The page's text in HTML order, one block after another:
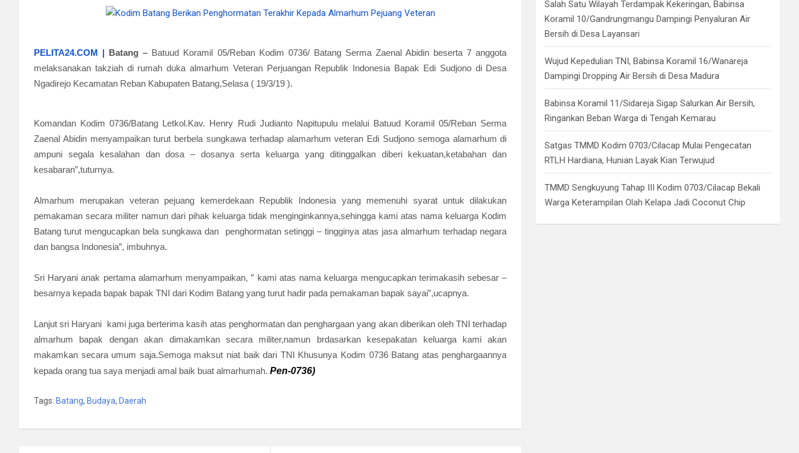
PELITA24.COM | Batang – Batuud Koramil 05/Reban Kodim 0736/ Batang Serma Zaenal Abidin beserta 7 anggota
melaksanakan takziah di rumah duka almarhum Veteran Perjuangan Republik Indonesia Bapak Edi Sudjono di Desa
Ngadirejo Kecamatan Reban Kabupaten Batang,Selasa ( 19/3/19 ).
Komandan Kodim 0736/Batang Letkol.Kav. Henry Rudi Judianto Napitupulu melalui Batuud Koramil 05/Reban Serma
Zaenal Abidin menyampaikan turut berbela sungkawa terhadap alamarhum veteran Edi Sudjono semoga alamarhum di
ampuni segala kesalahan dan dosa – dosanya serta keluarga yang ditinggalkan diberi kekuatan,ketabahan dan
kesabaran”,tuturnya.
Almarhum merupakan veteran pejuang kemerdekaan Republik Indonesia yang memenuhi syarat untuk dilakukan
pemakaman secara militer namun dari pihak keluarga tidak menginginkannya,sehingga kami atas nama keluarga Kodim
Batang turut mengucapkan bela sungkawa dan penghormatan setinggi – tingginya atas jasa almarhum terhadap negara
dan bangsa Indonesia”, imbuhnya.
Sri Haryani anak pertama alamarhum menyampaikan, ” kami atas nama keluarga mengucapkan terimakasih sebesar –
besarnya kepada bapak bapak TNI dari Kodim Batang yang turut hadir pada pemakaman bapak sayai”,ucapnya.
Lanjut sri Haryani kami juga berterima kasih atas penghormatan dan penghargaan yang akan diberikan oleh TNI terhadap
almarhum bapak dengan akan dimakamkan secara militer,namun brdasarkan kesepakatan keluarga kami akan
makamkan secara umum saja.Semoga maksut niat baik dari TNI Khusunya Kodim 0736 Batang atas penghargaannya
kepada orang tua saya menjadi amal baik buat almarhumah. Pen-0736)
Tags: Batang, Budaya, Daerah
Salah Satu Wilayah Terdampak Kekeringan, Babinsa
Koramil 10/Gandrungmangu Dampingi Penyaluran Air
Bersih di Desa Layansari
Wujud Kepedulian TNI, Babinsa Koramil 16/Wanareja
Dampingi Dropping Air Bersih di Desa Madura
Babinsa Koramil 11/Sidareja Sigap Salurkan Air Bersih,
Ringankan Beban Warga di Tengah Kemarau
Satgas TMMD Kodim 0703/Cilacap Mulai Pengecatan
RTLH Hardiana, Hunian Layak Kian Terwujud
TMMD Sengkuyung Tahap III Kodim 0703/Cilacap Bekali
Warga Keterampilan Olah Kelapa Jadi Coconut Chip